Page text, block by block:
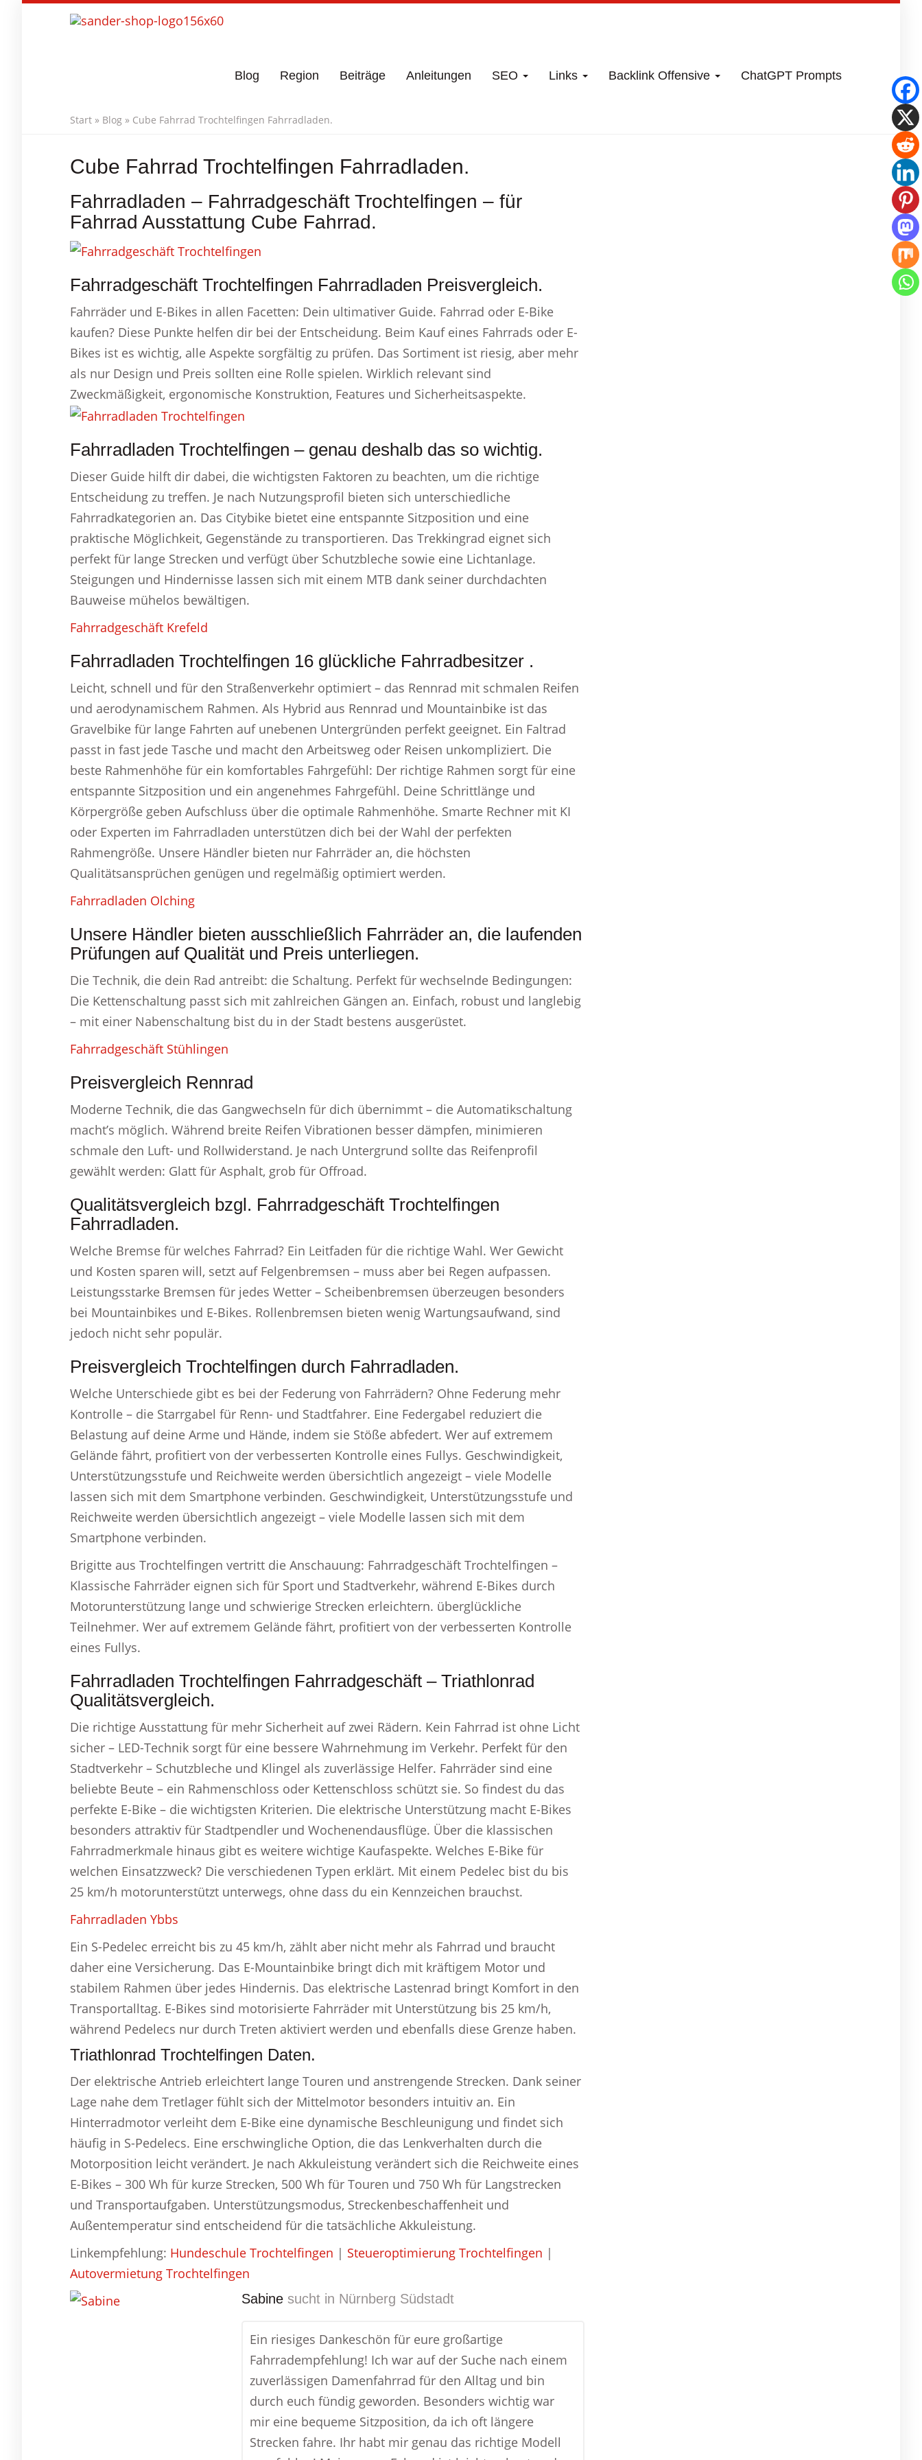
Blog Region Beiträge Anleitungen SEO Links Backlink Offensive ChatGPT Prompts
Start » Blog » Cube Fahrrad Trochtelfingen Fahrradladen.
Cube Fahrrad Trochtelfingen Fahrradladen.
Fahrradladen – Fahrradgeschäft Trochtelfingen – für
Fahrrad Ausstattung Cube Fahrrad.
Fahrradgeschäft Trochtelfingen Fahrradladen Preisvergleich.
Fahrräder und E-Bikes in allen Facetten: Dein ultimativer Guide. Fahrrad oder E-Bike
kaufen? Diese Punkte helfen dir bei der Entscheidung. Beim Kauf eines Fahrrads oder E-
Bikes ist es wichtig, alle Aspekte sorgfältig zu prüfen. Das Sortiment ist riesig, aber mehr
als nur Design und Preis sollten eine Rolle spielen. Wirklich relevant sind
Zweckmäßigkeit, ergonomische Konstruktion, Features und Sicherheitsaspekte.
Fahrradladen Trochtelfingen – genau deshalb das so wichtig.
Dieser Guide hilft dir dabei, die wichtigsten Faktoren zu beachten, um die richtige
Entscheidung zu treffen. Je nach Nutzungsprofil bieten sich unterschiedliche
Fahrradkategorien an. Das Citybike bietet eine entspannte Sitzposition und eine
praktische Möglichkeit, Gegenstände zu transportieren. Das Trekkingrad eignet sich
perfekt für lange Strecken und verfügt über Schutzbleche sowie eine Lichtanlage.
Steigungen und Hindernisse lassen sich mit einem MTB dank seiner durchdachten
Bauweise mühelos bewältigen.
Fahrradgeschäft Krefeld
Fahrradladen Trochtelfingen 16 glückliche Fahrradbesitzer .
Leicht, schnell und für den Straßenverkehr optimiert – das Rennrad mit schmalen Reifen
und aerodynamischem Rahmen. Als Hybrid aus Rennrad und Mountainbike ist das
Gravelbike für lange Fahrten auf unebenen Untergründen perfekt geeignet. Ein Faltrad
passt in fast jede Tasche und macht den Arbeitsweg oder Reisen unkompliziert. Die
beste Rahmenhöhe für ein komfortables Fahrgefühl: Der richtige Rahmen sorgt für eine
entspannte Sitzposition und ein angenehmes Fahrgefühl. Deine Schrittlänge und
Körpergröße geben Aufschluss über die optimale Rahmenhöhe. Smarte Rechner mit KI
oder Experten im Fahrradladen unterstützen dich bei der Wahl der perfekten
Rahmengröße. Unsere Händler bieten nur Fahrräder an, die höchsten
Qualitätsansprüchen genügen und regelmäßig optimiert werden.
Fahrradladen Olching
Unsere Händler bieten ausschließlich Fahrräder an, die laufenden
Prüfungen auf Qualität und Preis unterliegen.
Die Technik, die dein Rad antreibt: die Schaltung. Perfekt für wechselnde Bedingungen:
Die Kettenschaltung passt sich mit zahlreichen Gängen an. Einfach, robust und langlebig
– mit einer Nabenschaltung bist du in der Stadt bestens ausgerüstet.
Fahrradgeschäft Stühlingen
Preisvergleich Rennrad
Moderne Technik, die das Gangwechseln für dich übernimmt – die Automatikschaltung
macht’s möglich. Während breite Reifen Vibrationen besser dämpfen, minimieren
schmale den Luft- und Rollwiderstand. Je nach Untergrund sollte das Reifenprofil
gewählt werden: Glatt für Asphalt, grob für Offroad.
Qualitätsvergleich bzgl. Fahrradgeschäft Trochtelfingen
Fahrradladen.
Welche Bremse für welches Fahrrad? Ein Leitfaden für die richtige Wahl. Wer Gewicht
und Kosten sparen will, setzt auf Felgenbremsen – muss aber bei Regen aufpassen.
Leistungsstarke Bremsen für jedes Wetter – Scheibenbremsen überzeugen besonders
bei Mountainbikes und E-Bikes. Rollenbremsen bieten wenig Wartungsaufwand, sind
jedoch nicht sehr populär.
Preisvergleich Trochtelfingen durch Fahrradladen.
Welche Unterschiede gibt es bei der Federung von Fahrrädern? Ohne Federung mehr
Kontrolle – die Starrgabel für Renn- und Stadtfahrer. Eine Federgabel reduziert die
Belastung auf deine Arme und Hände, indem sie Stöße abfedert. Wer auf extremem
Gelände fährt, profitiert von der verbesserten Kontrolle eines Fullys. Geschwindigkeit,
Unterstützungsstufe und Reichweite werden übersichtlich angezeigt – viele Modelle
lassen sich mit dem Smartphone verbinden. Geschwindigkeit, Unterstützungsstufe und
Reichweite werden übersichtlich angezeigt – viele Modelle lassen sich mit dem
Smartphone verbinden.
Brigitte aus Trochtelfingen vertritt die Anschauung: Fahrradgeschäft Trochtelfingen –
Klassische Fahrräder eignen sich für Sport und Stadtverkehr, während E-Bikes durch
Motorunterstützung lange und schwierige Strecken erleichtern. überglückliche
Teilnehmer. Wer auf extremem Gelände fährt, profitiert von der verbesserten Kontrolle
eines Fullys.
Fahrradladen Trochtelfingen Fahrradgeschäft – Triathlonrad
Qualitätsvergleich.
Die richtige Ausstattung für mehr Sicherheit auf zwei Rädern. Kein Fahrrad ist ohne Licht
sicher – LED-Technik sorgt für eine bessere Wahrnehmung im Verkehr. Perfekt für den
Stadtverkehr – Schutzbleche und Klingel als zuverlässige Helfer. Fahrräder sind eine
beliebte Beute – ein Rahmenschloss oder Kettenschloss schützt sie. So findest du das
perfekte E-Bike – die wichtigsten Kriterien. Die elektrische Unterstützung macht E-Bikes
besonders attraktiv für Stadtpendler und Wochenendausflüge. Über die klassischen
Fahrradmerkmale hinaus gibt es weitere wichtige Kaufaspekte. Welches E-Bike für
welchen Einsatzzweck? Die verschiedenen Typen erklärt. Mit einem Pedelec bist du bis
25 km/h motorunterstützt unterwegs, ohne dass du ein Kennzeichen brauchst.
Fahrradladen Ybbs
Ein S-Pedelec erreicht bis zu 45 km/h, zählt aber nicht mehr als Fahrrad und braucht
daher eine Versicherung. Das E-Mountainbike bringt dich mit kräftigem Motor und
stabilem Rahmen über jedes Hindernis. Das elektrische Lastenrad bringt Komfort in den
Transportalltag. E-Bikes sind motorisierte Fahrräder mit Unterstützung bis 25 km/h,
während Pedelecs nur durch Treten aktiviert werden und ebenfalls diese Grenze haben.
Triathlonrad Trochtelfingen Daten.
Der elektrische Antrieb erleichtert lange Touren und anstrengende Strecken. Dank seiner
Lage nahe dem Tretlager fühlt sich der Mittelmotor besonders intuitiv an. Ein
Hinterradmotor verleiht dem E-Bike eine dynamische Beschleunigung und findet sich
häufig in S-Pedelecs. Eine erschwingliche Option, die das Lenkverhalten durch die
Motorposition leicht verändert. Je nach Akkuleistung verändert sich die Reichweite eines
E-Bikes – 300 Wh für kurze Strecken, 500 Wh für Touren und 750 Wh für Langstrecken
und Transportaufgaben. Unterstützungsmodus, Streckenbeschaffenheit und
Außentemperatur sind entscheidend für die tatsächliche Akkuleistung.
Linkempfehlung: Hundeschule Trochtelfingen | Steueroptimierung Trochtelfingen |
Autovermietung Trochtelfingen
Sabine sucht in Nürnberg Südstadt
Ein riesiges Dankeschön für eure großartige
Fahrradempfehlung! Ich war auf der Suche nach einem
zuverlässigen Damenfahrrad für den Alltag und bin
durch euch fündig geworden. Besonders wichtig war
mir eine bequeme Sitzposition, da ich oft längere
Strecken fahre. Ihr habt mir genau das richtige Modell